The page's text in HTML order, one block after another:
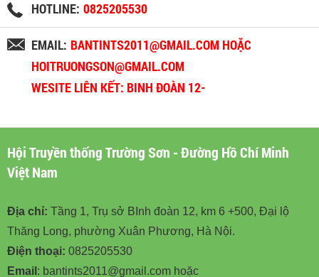
HOTLINE: 0825205530
EMAIL: BANTINTS2011@GMAIL.COM HOẶC
HOITRUONGSON@GMAIL.COM
WESITE LIÊN KẾT: BINH ĐOÀN 12-
Hội Truyền thống Trường Sơn - Đường Hồ Chí Minh
Việt Nam
Địa chỉ: Tầng 1, Trụ sở BInh đoàn 12, km 6 +500, Đại lộ
Thăng Long, phường Xuân Phương, Hà Nội.
Điện thoại: 0825205530
Email : bantints2011@gmail.com hoặc